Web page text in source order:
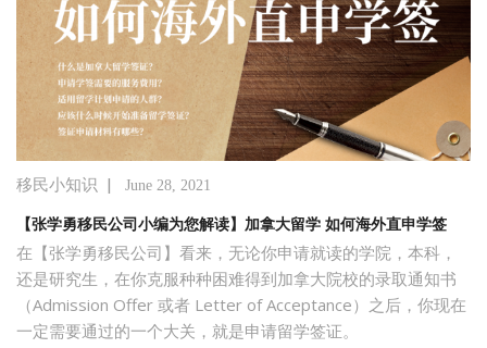
移民小知识 | June 28, 2021
【张学勇移民公司小编为您解读】加拿大留学 如何海外直申学签
在【张学勇移民公司】看来，无论你申请就读的学院，本科，
还是研究生，在你克服种种困难得到加拿大院校的录取通知书
（Admission Offer 或者 Letter of Acceptance）之后，你现在
一定需要通过的一个大关，就是申请留学签证。